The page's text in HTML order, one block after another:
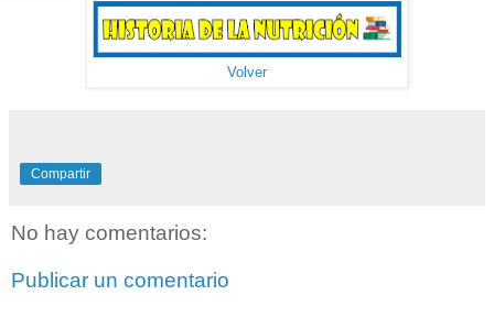
Volver
Compartir
No hay comentarios:
Publicar un comentario